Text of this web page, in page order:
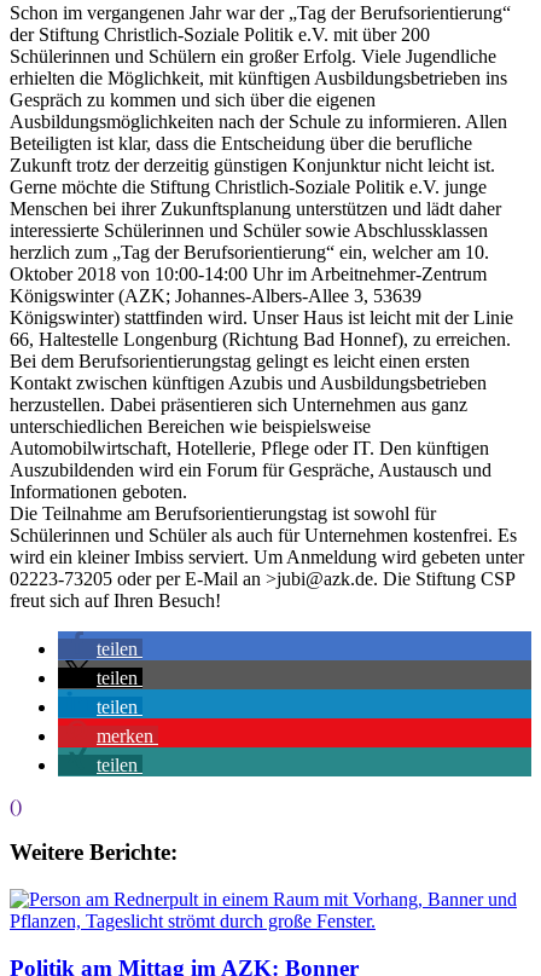
Schon im vergangenen Jahr war der „Tag der Berufsorientierung“
der Stiftung Christlich-Soziale Politik e.V. mit über 200
Schülerinnen und Schülern ein großer Erfolg. Viele Jugendliche
erhielten die Möglichkeit, mit künftigen Ausbildungsbetrieben ins
Gespräch zu kommen und sich über die eigenen
Ausbildungsmöglichkeiten nach der Schule zu informieren. Allen
Beteiligten ist klar, dass die Entscheidung über die berufliche
Zukunft trotz der derzeitig günstigen Konjunktur nicht leicht ist.
Gerne möchte die Stiftung Christlich-Soziale Politik e.V. junge
Menschen bei ihrer Zukunftsplanung unterstützen und lädt daher
interessierte Schülerinnen und Schüler sowie Abschlussklassen
herzlich zum „Tag der Berufsorientierung“ ein, welcher am 10.
Oktober 2018 von 10:00-14:00 Uhr im Arbeitnehmer-Zentrum
Königswinter (AZK; Johannes-Albers-Allee 3, 53639
Königswinter) stattfinden wird. Unser Haus ist leicht mit der Linie
66, Haltestelle Longenburg (Richtung Bad Honnef), zu erreichen.
Bei dem Berufsorientierungstag gelingt es leicht einen ersten
Kontakt zwischen künftigen Azubis und Ausbildungsbetrieben
herzustellen. Dabei präsentieren sich Unternehmen aus ganz
unterschiedlichen Bereichen wie beispielsweise
Automobilwirtschaft, Hotellerie, Pflege oder IT. Den künftigen
Auszubildenden wird ein Forum für Gespräche, Austausch und
Informationen geboten.
Die Teilnahme am Berufsorientierungstag ist sowohl für
Schülerinnen und Schüler als auch für Unternehmen kostenfrei. Es
wird ein kleiner Imbiss serviert. Um Anmeldung wird gebeten unter
02223-73205 oder per E-Mail an >jubi@azk.de. Die Stiftung CSP
freut sich auf Ihren Besuch!
teilen
teilen
teilen
merken
teilen
()
Weitere Berichte:
Politik am Mittag im AZK: Bonner